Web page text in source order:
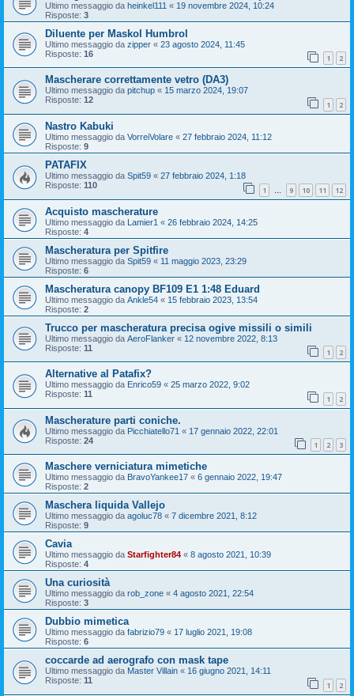
Ultimo messaggio da heinkel111 « 19 novembre 2024, 10:24
Risposte: 3
Diluente per Maskol Humbrol
Ultimo messaggio da zipper « 23 agosto 2024, 11:45
Risposte: 16 1 2
Mascherare correttamente vetro (DA3)
Ultimo messaggio da pitchup « 15 marzo 2024, 19:07
Risposte: 12 1 2
Nastro Kabuki
Ultimo messaggio da VorreiVolare « 27 febbraio 2024, 11:12
Risposte: 9
PATAFIX
Ultimo messaggio da Spit59 « 27 febbraio 2024, 1:18
Risposte: 110 1 … 9 10 11 12
Acquisto mascherature
Ultimo messaggio da Lamier1 « 26 febbraio 2024, 14:25
Risposte: 4
Mascheratura per Spitfire
Ultimo messaggio da Spit59 « 11 maggio 2023, 23:29
Risposte: 6
Mascheratura canopy BF109 E1 1:48 Eduard
Ultimo messaggio da Ankle54 « 15 febbraio 2023, 13:54
Risposte: 2
Trucco per mascheratura precisa ogive missili o simili
Ultimo messaggio da AeroFlanker « 12 novembre 2022, 8:13
Risposte: 11 1 2
Alternative al Patafix?
Ultimo messaggio da Enrico59 « 25 marzo 2022, 9:02
Risposte: 11 1 2
Mascherature parti coniche.
Ultimo messaggio da Picchiatello71 « 17 gennaio 2022, 22:01
Risposte: 24 1 2 3
Maschere verniciatura mimetiche
Ultimo messaggio da BravoYankee17 « 6 gennaio 2022, 19:47
Risposte: 2
Maschera liquida Vallejo
Ultimo messaggio da agoluc78 « 7 dicembre 2021, 8:12
Risposte: 9
Cavia
Ultimo messaggio da Starfighter84 « 8 agosto 2021, 10:39
Risposte: 4
Una curiosità
Ultimo messaggio da rob_zone « 4 agosto 2021, 22:54
Risposte: 3
Dubbio mimetica
Ultimo messaggio da fabrizio79 « 17 luglio 2021, 19:08
Risposte: 6
coccarde ad aerografo con mask tape
Ultimo messaggio da Master Villain « 16 giugno 2021, 14:11
Risposte: 11 1 2